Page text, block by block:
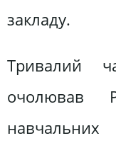
закладу.
Тривалий
очолював
навчальних